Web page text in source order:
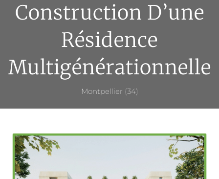
Construction D’une
Résidence
Multigénérationnelle
Montpellier (34)